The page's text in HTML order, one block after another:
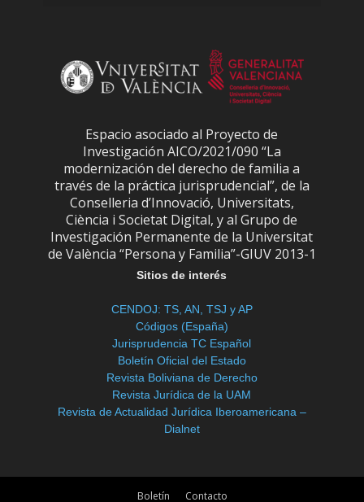
Espacio asociado al Proyecto de
Investigación AICO/2021/090 “La
modernización del derecho de familia a
través de la práctica jurisprudencial”, de la
Conselleria d’Innovació, Universitats,
Ciència i Societat Digital, y al Grupo de
Investigación Permanente de la Universitat
de València “Persona y Familia”-GIUV 2013-1
Sitios de interés
CENDOJ: TS, AN, TSJ y AP
Códigos (España)
Jurisprudencia TC Español
Boletín Oficial del Estado
Revista Boliviana de Derecho
Revista Jurídica de la UAM
Revista de Actualidad Jurídica Iberoamericana –
Dialnet
Boletín Contacto